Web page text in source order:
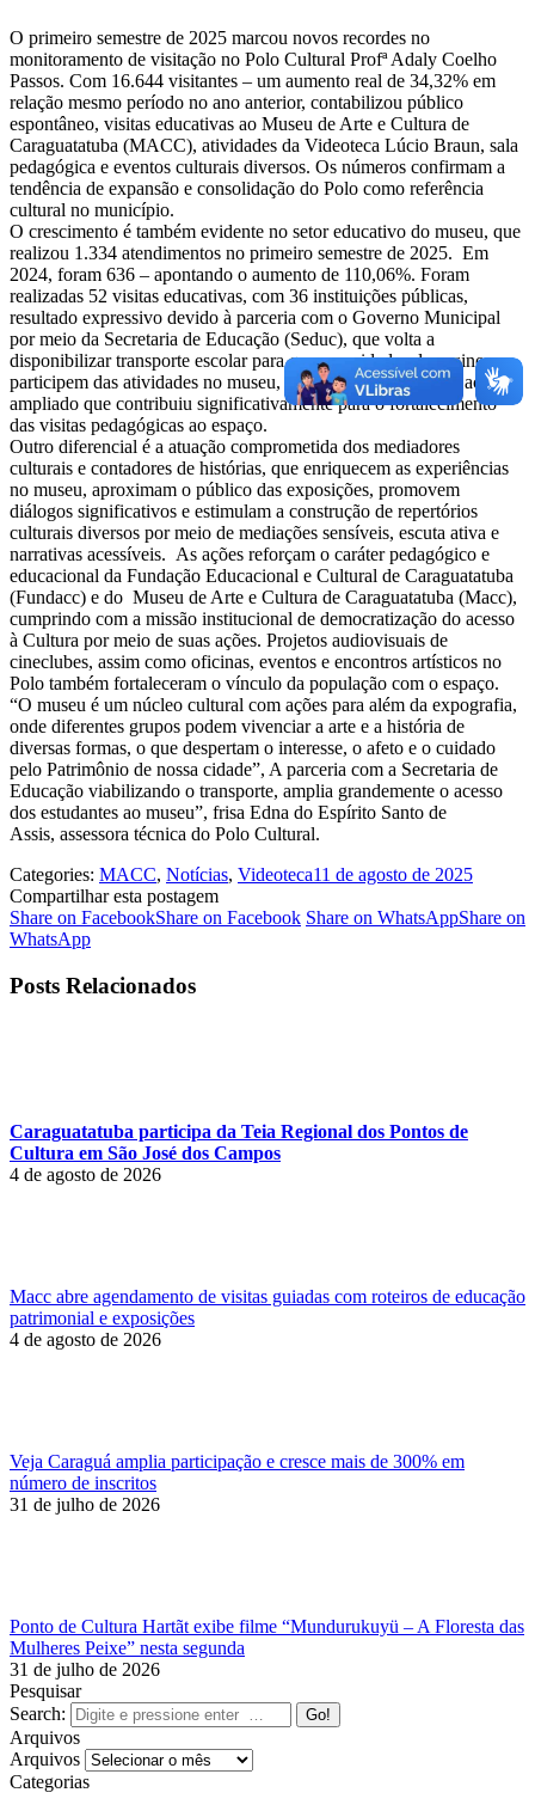
O primeiro semestre de 2025 marcou novos recordes no
monitoramento de visitação no Polo Cultural Profª Adaly Coelho
Passos. Com 16.644 visitantes – um aumento real de 34,32% em
relação mesmo período no ano anterior, contabilizou público
espontâneo, visitas educativas ao Museu de Arte e Cultura de
Caraguatatuba (MACC), atividades da Videoteca Lúcio Braun, sala
pedagógica e eventos culturais diversos. Os números confirmam a
tendência de expansão e consolidação do Polo como referência
cultural no município.
O crescimento é também evidente no setor educativo do museu, que
realizou 1.334 atendimentos no primeiro semestre de 2025. Em
2024, foram 636 – apontando o aumento de 110,06%. Foram
realizadas 52 visitas educativas, com 36 instituições públicas,
resultado expressivo devido à parceria com o Governo Municipal
por meio da Secretaria de Educação (Seduc), que volta a
disponibilizar transporte escolar para que as unidades de ensino
participem das atividades no museu, uma política pública de acesso
ampliado que contribuiu significativamente para o fortalecimento
das visitas pedagógicas ao espaço.
Outro diferencial é a atuação comprometida dos mediadores
culturais e contadores de histórias, que enriquecem as experiências
no museu, aproximam o público das exposições, promovem
diálogos significativos e estimulam a construção de repertórios
culturais diversos por meio de mediações sensíveis, escuta ativa e
narrativas acessíveis. As ações reforçam o caráter pedagógico e
educacional da Fundação Educacional e Cultural de Caraguatatuba
(Fundacc) e do Museu de Arte e Cultura de Caraguatatuba (Macc),
cumprindo com a missão institucional de democratização do acesso
à Cultura por meio de suas ações. Projetos audiovisuais de
cineclubes, assim como oficinas, eventos e encontros artísticos no
Polo também fortaleceram o vínculo da população com o espaço.
“O museu é um núcleo cultural com ações para além da expografia,
onde diferentes grupos podem vivenciar a arte e a história de
diversas formas, o que despertam o interesse, o afeto e o cuidado
pelo Patrimônio de nossa cidade”, A parceria com a Secretaria de
Educação viabilizando o transporte, amplia grandemente o acesso
dos estudantes ao museu”, frisa Edna do Espírito Santo de
Assis, assessora técnica do Polo Cultural.
Categories: MACC, Notícias, Videoteca11 de agosto de 2025
Compartilhar esta postagem
Share on FacebookShare on Facebook Share on WhatsAppShare on
WhatsApp
Posts Relacionados
Caraguatatuba participa da Teia Regional dos Pontos de
Cultura em São José dos Campos
4 de agosto de 2026
Macc abre agendamento de visitas guiadas com roteiros de educação
patrimonial e exposições
4 de agosto de 2026
Veja Caraguá amplia participação e cresce mais de 300% em
número de inscritos
31 de julho de 2026
Ponto de Cultura Hartãt exibe filme “Mundurukuyü – A Floresta das
Mulheres Peixe” nesta segunda
31 de julho de 2026
Pesquisar
Search:
Arquivos
Arquivos
Categorias